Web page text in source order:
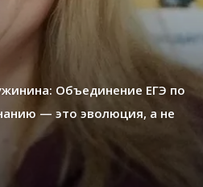
Объединение ЕГЭ по
— это эволюция, а не